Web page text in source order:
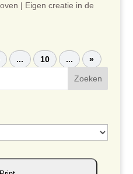
| Eigen creatie in de
... 10 ... »